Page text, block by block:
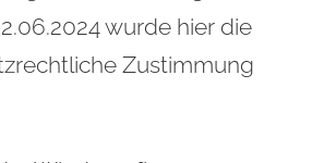
wurde hier die
Zustimmung